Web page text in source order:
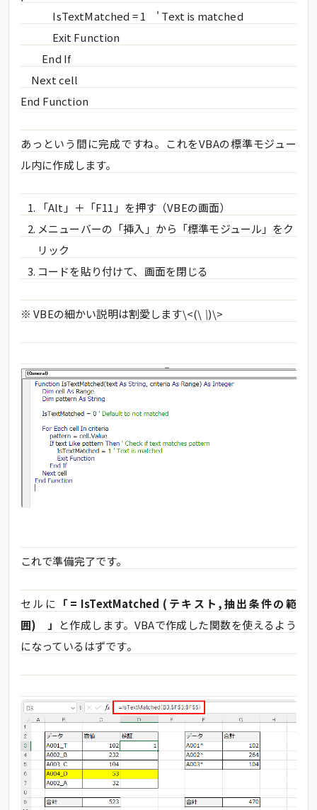
IsTextMatched = 1 ' Text is matched
Exit Function
End If
Next cell
End Function
あっという間に完成ですね。これをVBAの標準モジュー
ル内に作成します。
「Alt」＋「F11」を押す（VBEの画面）
メニューバーの「挿入」から「標準モジュール」をク
リック
コードを貼り付けて、画面を閉じる
※ VBEの細かい説明は割愛します\<(\ \)\>
これで準備完了です。
セルに 「= IsTextMatched (テキスト,抽出条件の範
囲) 」
と作成します。VBAで作成した関数を使えるよう
になっているはずです。